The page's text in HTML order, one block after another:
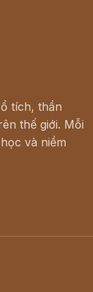
tích, thần
thế giới. Mỗi
và niềm